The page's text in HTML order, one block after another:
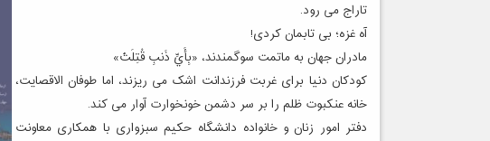
تاراج می رود.
آه غزه؛ بی تابمان کردی!
مادران جهان به ماتمت سوگمندند، «بِأَيِّ ذَنبِ قُتِلَتۡ»
کودکان دنیا برای غربت فرزندانت اشک می ریزند، اما طوفان الاقصایت،
خانه عنکبوت ظلم را بر سر دشمن خونخوارت آوار می کند.
دفتر امور زنان و خانواده دانشگاه حکیم سبزواری با همکاری معاونت